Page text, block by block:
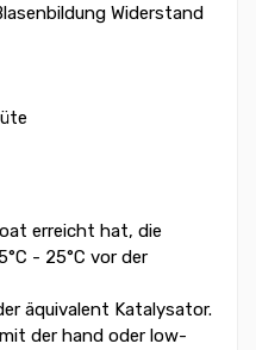
Widerstand
erreicht hat, die
- 25°C vor der
äquivalent Katalysator.
der hand oder low-